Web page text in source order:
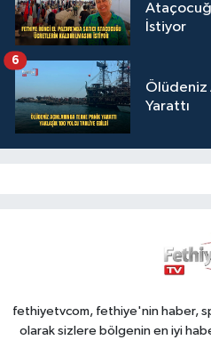
İstiyor
Ölüdeniz
Yarattı
6
fethiyetvcom, fethiye'nin haber,
olarak sizlere bölgenin en iyi